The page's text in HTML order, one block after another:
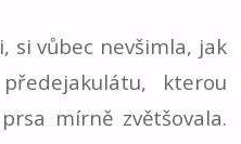
si vůbec nevšimla, jak
kterou
mírně zvětšovala.